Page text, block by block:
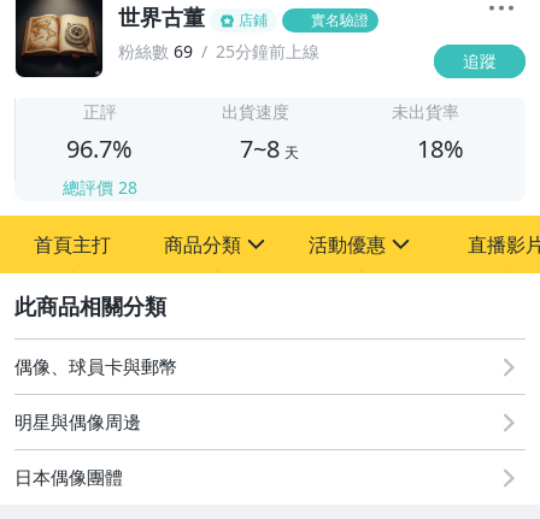
世界古董 店鋪 實名驗證
粉絲數 69 25分鐘前上線 追蹤
正評
96.7%
總評價 28
出貨速度
7~8 天
未出貨率
18%
首頁主打 商品分類
其它
活動優惠
[全店] 粉絲專享
[全店] 周年慶
直播影
偶像、球員卡與郵幣
明星與偶像周邊
日本偶像團體